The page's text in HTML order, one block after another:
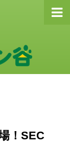
！SEC